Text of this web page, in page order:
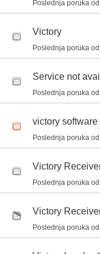
Poslednja poruka od
Victory
Poslednja poruka od
Service not
Poslednja poruka od
victory
Poslednja poruka od
Victory
Poslednja poruka od
Victory
Poslednja poruka od